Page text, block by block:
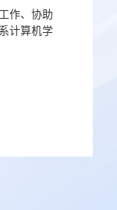
作、协助
计算机学